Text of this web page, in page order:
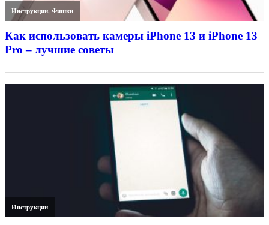
Инструкции,Фишки
Как использовать камеры iPhone 13 и iPhone 13
Pro – лучшие советы
Инструкции